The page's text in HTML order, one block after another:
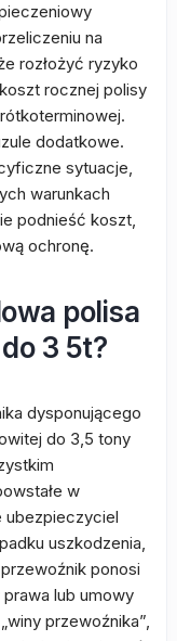
na
rozłożyć ryzyko
rocznej polisy
dodatkowe.
sytuacje,
warunkach
podnieść koszt,
ochronę.
polisa
3 5t?
dysponującego
do 3,5 tony
w
ubezpieczyciel
uszkodzenia,
ponosi
lub umowy
przewoźnika”,